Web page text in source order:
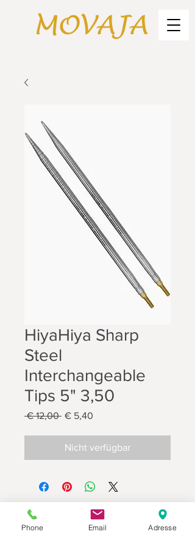
HiyaHiya Sharp
Steel
Interchangeable
Tips 5" 3,50
€ 12,00 Standardpreis
€ 5,40
Nicht verfügbar
Phone Email Adresse